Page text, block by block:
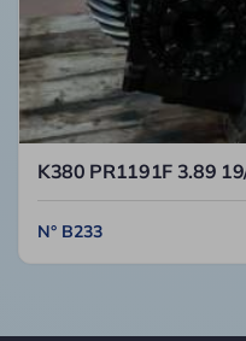
K380 PR1191F 3.89
N° B233